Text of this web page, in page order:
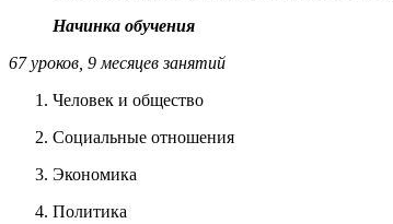
Начинка обучения
67 уроков, 9 месяцев занятий
Человек и общество
Социальные отношения
Экономика
Политика